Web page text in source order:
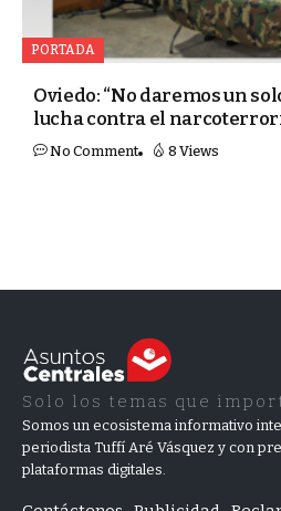
PORTADA
Oviedo: “No daremos un
lucha contra el
No Comment 8 Views
Solo los temas que
Somos un ecosistema informativo
periodista Tuffí Aré Vásquez y con
plataformas digitales.